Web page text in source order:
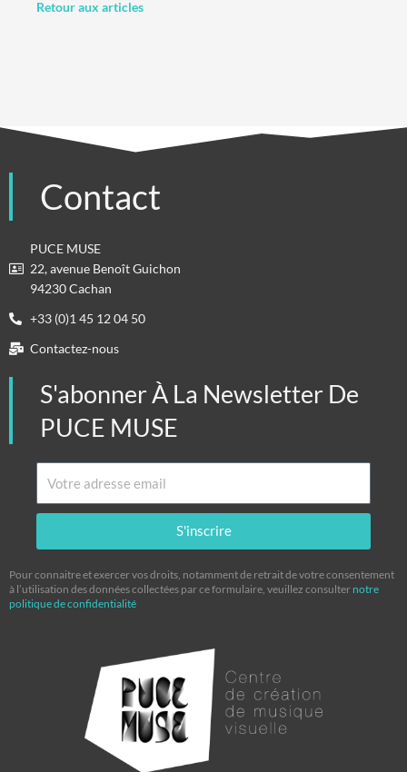
Retour aux articles
Contact
PUCE MUSE
22, avenue Benoît Guichon
94230 Cachan
+33 (0)1 45 12 04 50
Contactez-nous
S'abonner À La Newsletter De
PUCE MUSE
S'inscrire
Pour connaitre et exercer vos droits, notamment de retrait de votre consentement
à l’utilisation des données collectées par ce formulaire, veuillez consulter notre
politique de confidentialité